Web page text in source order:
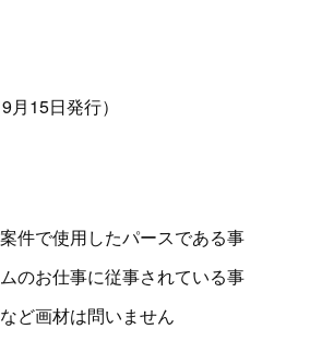
月15日発行）
件で使用したパースである事
のお仕事に従事されている事
ど画材は問いません